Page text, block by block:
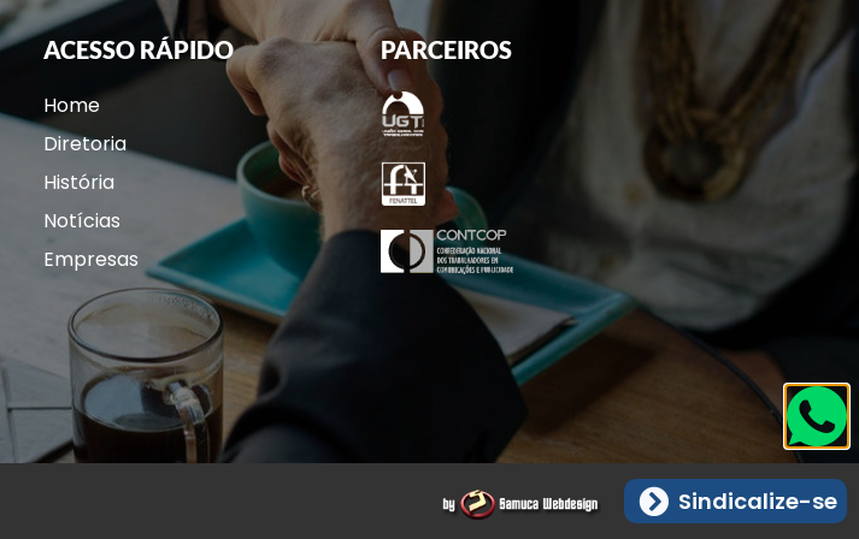
ACESSO RÁPIDO
Home
Diretoria
História
Notícias
Empresas
PARCEIROS
Sindicalize-se